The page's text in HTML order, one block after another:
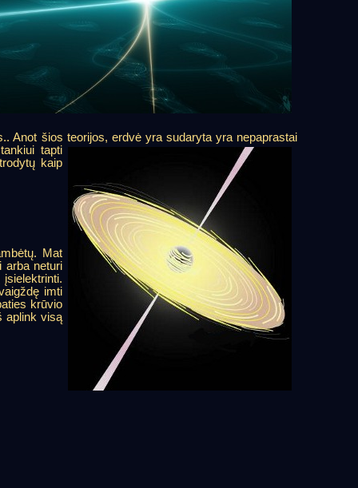
Anot šios teorijos, erdvė yra sudaryta yra nepaprastai
tapti
kaip
Mat
arba neturi
imti
krūvio
aplink visą